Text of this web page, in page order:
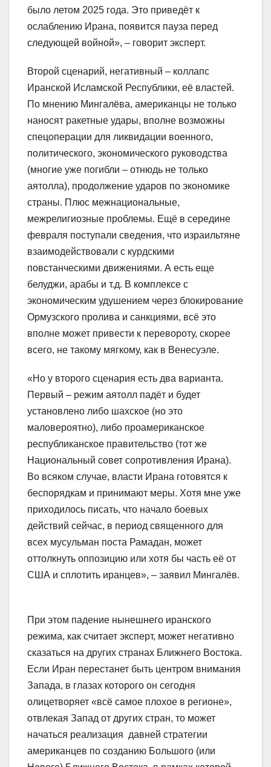
было летом 2025 года. Это приведёт к
ослаблению Ирана, появится пауза перед
следующей войной», – говорит эксперт.
Второй сценарий, негативный – коллапс
Иранской Исламской Республики, её властей.
По мнению Мингалёва, американцы не только
наносят ракетные удары, вполне возможны
спецоперации для ликвидации военного,
политического, экономического руководства
(многие уже погибли – отнюдь не только
аятолла), продолжение ударов по экономике
страны. Плюс межнациональные,
межрелигиозные проблемы. Ещё в середине
февраля поступали сведения, что израильтяне
взаимодействовали с курдскими
повстанческими движениями. А есть еще
белуджи, арабы и т.д. В комплексе с
экономическим удушением через блокирование
Ормузского пролива и санкциями, всё это
вполне может привести к перевороту, скорее
всего, не такому мягкому, как в Венесуэле.
«Но у второго сценария есть два варианта.
Первый – режим аятолл падёт и будет
установлено либо шахское (но это
маловероятно), либо проамериканское
республиканское правительство (тот же
Национальный совет сопротивления Ирана).
Во всяком случае, власти Ирана готовятся к
беспорядкам и принимают меры. Хотя мне уже
приходилось писать, что начало боевых
действий сейчас, в период священного для
всех мусульман поста Рамадан, может
оттолкнуть оппозицию или хотя бы часть её от
США и сплотить иранцев», – заявил Мингалёв.
При этом падение нынешнего иранского
режима, как считает эксперт, может негативно
сказаться на других странах Ближнего Востока.
Если Иран перестанет быть центром внимания
Запада, в глазах которого он сегодня
олицетворяет «всё самое плохое в регионе»,
отвлекая Запад от других стран, то может
начаться реализация давней стратегии
американцев по созданию Большого (или